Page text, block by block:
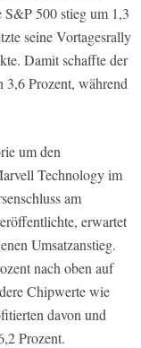
500 stieg um 1,3
seine Vortagesrally
Damit schaffte der
3,6 Prozent, während
um den
Technology im
am
erwartet
Umsatzanstieg.
nach oben auf
Chipwerte wie
davon und
Prozent.